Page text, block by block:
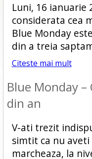
Luni, 16 ianuarie
considerata cea
Blue Monday
din a treia
Citeste mai mult
Blue Monday
din an
V-ati trezit
simtit ca nu aveti
marcheaza, la